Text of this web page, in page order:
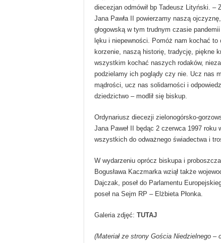
diecezjan odmówił bp Tadeusz Lityński. –
Jana Pawła II powierzamy naszą
głogowską w tym trudnym czasie
lęku i niepewności. Pomóż nam kochać
korzenie, naszą historię, tradycję, piękne
wszystkim kochać naszych rodaków,
podzielamy ich poglądy czy nie. Ucz nas
mądrości, ucz nas solidarności i
dziedzictwo – modlił się biskup.
Ordynariusz diecezji zielonogórsko-
Jana Paweł II będąc 2 czerwca 1997 roku
wszystkich do odważnego świadectwa i
W wydarzeniu oprócz biskupa i
Bogusława Kaczmarka wziął także
Dajczak, poseł do Parlamentu
poseł na Sejm RP – Elżbieta Płonka.
Galeria zdjęć: TUTAJ
(Materiał ze strony Gościa Niedzielnego –